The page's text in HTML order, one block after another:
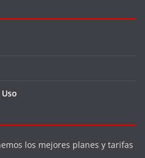
los mejores planes y tarifas